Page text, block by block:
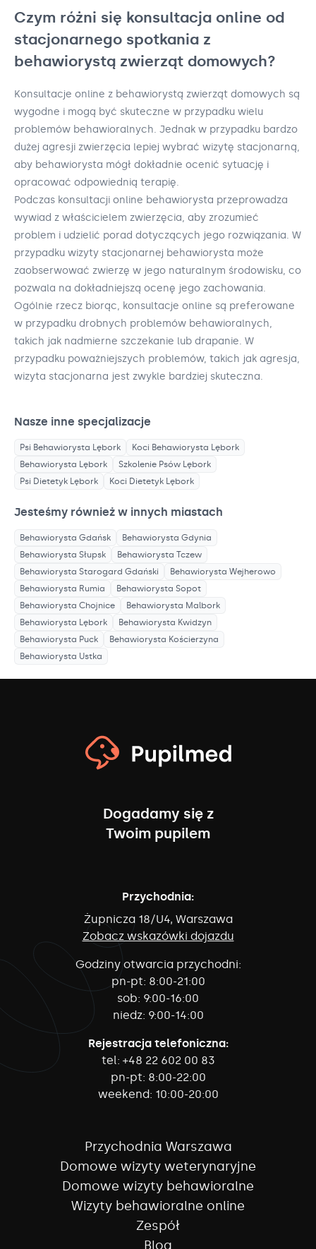
Czym różni się konsultacja online od
stacjonarnego spotkania z
behawiorystą zwierząt domowych?
Konsultacje online z behawiorystą zwierząt domowych są
wygodne i mogą być skuteczne w przypadku wielu
problemów behawioralnych. Jednak w przypadku bardzo
dużej agresji zwierzęcia lepiej wybrać wizytę stacjonarną,
aby behawiorysta mógł dokładnie ocenić sytuację i
opracować odpowiednią terapię.
Podczas konsultacji online behawiorysta przeprowadza
wywiad z właścicielem zwierzęcia, aby zrozumieć
problem i udzielić porad dotyczących jego rozwiązania. W
przypadku wizyty stacjonarnej behawiorysta może
zaobserwować zwierzę w jego naturalnym środowisku, co
pozwala na dokładniejszą ocenę jego zachowania.
Ogólnie rzecz biorąc, konsultacje online są preferowane
w przypadku drobnych problemów behawioralnych,
takich jak nadmierne szczekanie lub drapanie. W
przypadku poważniejszych problemów, takich jak agresja,
wizyta stacjonarna jest zwykle bardziej skuteczna.
Nasze inne specjalizacje
Psi Behawiorysta Lębork Koci Behawiorysta Lębork
Behawiorysta Lębork Szkolenie Psów Lębork
Psi Dietetyk Lębork Koci Dietetyk Lębork
Jesteśmy również w innych miastach
Behawiorysta Gdańsk Behawiorysta Gdynia
Behawiorysta Słupsk Behawiorysta Tczew
Behawiorysta Starogard Gdański Behawiorysta Wejherowo
Behawiorysta Rumia Behawiorysta Sopot
Behawiorysta Chojnice Behawiorysta Malbork
Behawiorysta Lębork Behawiorysta Kwidzyn
Behawiorysta Puck Behawiorysta Kościerzyna
Behawiorysta Ustka
Dogadamy się z
Twoim pupilem
Przychodnia:
Żupnicza 18/U4, Warszawa
Zobacz wskazówki dojazdu
Godziny otwarcia przychodni:
pn-pt: 8:00-21:00
sob: 9:00-16:00
niedz: 9:00-14:00
Rejestracja telefoniczna:
tel: +48 22 602 00 83
pn-pt: 8:00-22:00
weekend: 10:00-20:00
Przychodnia Warszawa
Domowe wizyty weterynaryjne
Domowe wizyty behawioralne
Wizyty behawioralne online
Zespół
Blog